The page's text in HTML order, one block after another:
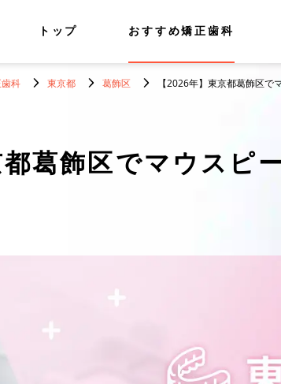
トップ おすすめ矯正歯科
科 東京都 葛飾区 【2026年】東京都葛飾区
葛飾区でマウスピ